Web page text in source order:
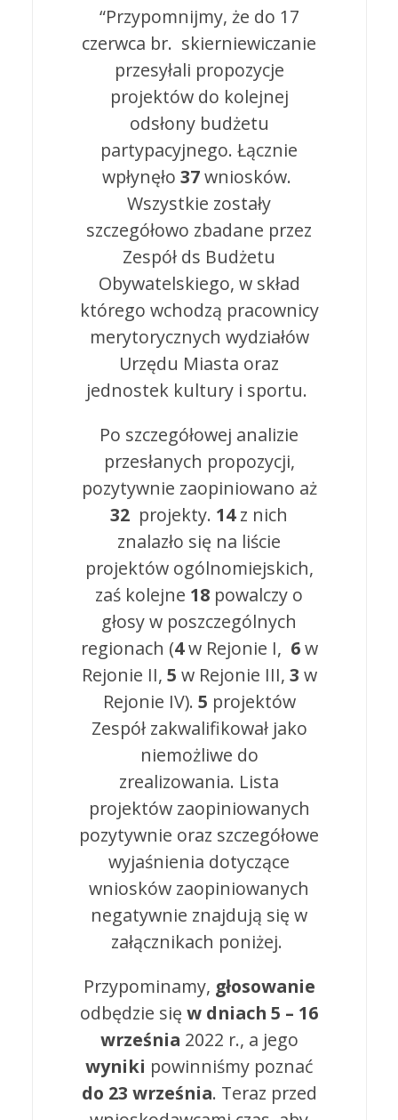
“Przypomnijmy, że do 17
czerwca br. skierniewiczanie
przesyłali propozycje
projektów do kolejnej
odsłony budżetu
partypacyjnego. Łącznie
wpłynęło 37wniosków.
Wszystkie zostały
szczegółowo zbadane przez
Zespół ds Budżetu
Obywatelskiego, w skład
którego wchodzą pracownicy
merytorycznych wydziałów
Urzędu Miasta oraz
jednostek kultury i sportu.
Po szczegółowej analizie
przesłanych propozycji,
pozytywnie zaopiniowano aż
32 projekty. 14z nich
znalazło się na liście
projektów ogólnomiejskich,
zaś kolejne 18 powalczy o
głosy w poszczególnych
regionach (4w Rejonie I, 6w
Rejonie II, 5 w Rejonie III, 3 w
Rejonie IV). 5 projektów
Zespół zakwalifikował jako
niemożliwe do
zrealizowania. Lista
projektów zaopiniowanych
pozytywnie oraz szczegółowe
wyjaśnienia dotyczące
wniosków zaopiniowanych
negatywnie znajdują się w
załącznikach poniżej.
Przypominamy, głosowanie
odbędzie się w dniach 5 – 16
września 2022 r., a jego
wyniki powinniśmy poznać
do 23 września. Teraz przed